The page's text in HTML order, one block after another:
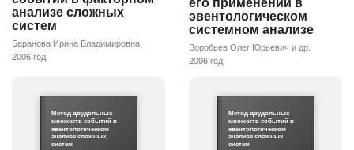
анализе сложных
систем
Баранова Ирина Владимировна
2006 год
эвентологическом
системном анализе
Воробьев Олег Юрьевич и др.
2006 год
Метод двудольных
множеств событий в
эвентологическом
анализе сложных
систем
Метод двудольных
множеств событий в
эвентологическом
анализе сложных
систем